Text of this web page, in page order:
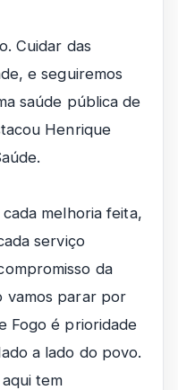
Cuidar das
e seguiremos
saúde pública de
Henrique
melhoria feita,
serviço
da
vamos parar por
Fogo é prioridade
a lado do povo.
tem